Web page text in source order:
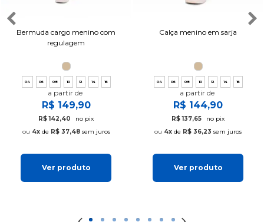
Bermuda cargo menino com
regulagem
04 06 08 10 12 14 16
a partir de
R$ 149,90
R$ 142,40
no pix
4xde R$ 37,48sem juros
Ver produto
Calça menino em sarja
04 06 08 10 12 14 16
a partir de
R$ 144,90
R$ 137,65
no pix
4x de R$ 36,23 sem juros
Ver produto